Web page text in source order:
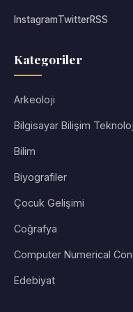
InstagramTwitterRSS
Kategoriler
Arkeoloji
Bilgisayar Bilişim
Bilim
Biyografiler
Çocuk Gelişimi
Coğrafya
Computer Numerical
Edebiyat